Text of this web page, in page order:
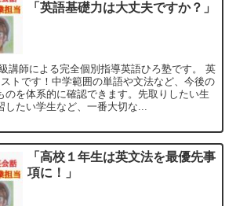
「英語基礎力は大丈夫ですか？」
講師による完全個別指導英語ひろ塾です。 英
トです！中学範囲の単語や文法など、今後の
のを体系的に確認できます。先取りしたい生
たい学生など、一番大切な...
「高校１年生は英文法を最優先事
項に！」